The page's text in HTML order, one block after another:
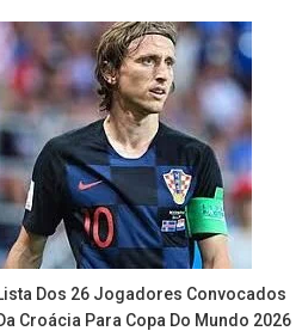
Dos 26 Jogadores Convocados
Croácia Para Copa Do Mundo 2026